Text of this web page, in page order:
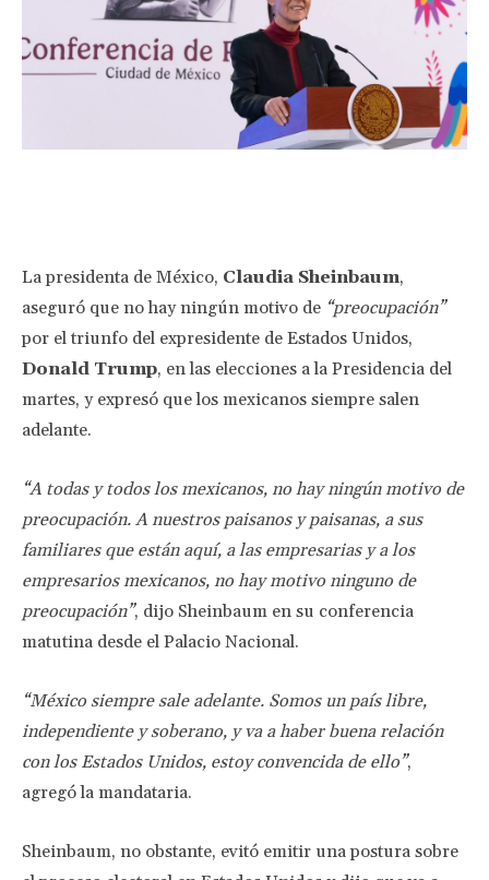
La presidenta de México, Claudia Sheinbaum,
aseguró que no hay ningún motivo de “preocupación”
por el triunfo del expresidente de Estados Unidos,
Donald Trump, en las elecciones a la Presidencia del
martes, y expresó que los mexicanos siempre salen
adelante.
“A todas y todos los mexicanos, no hay ningún motivo de
preocupación. A nuestros paisanos y paisanas, a sus
familiares que están aquí, a las empresarias y a los
empresarios mexicanos, no hay motivo ninguno de
preocupación”, dijo Sheinbaum en su conferencia
matutina desde el Palacio Nacional.
“México siempre sale adelante. Somos un país libre,
independiente y soberano, y va a haber buena relación
con los Estados Unidos, estoy convencida de ello”,
agregó la mandataria.
Sheinbaum, no obstante, evitó emitir una postura sobre